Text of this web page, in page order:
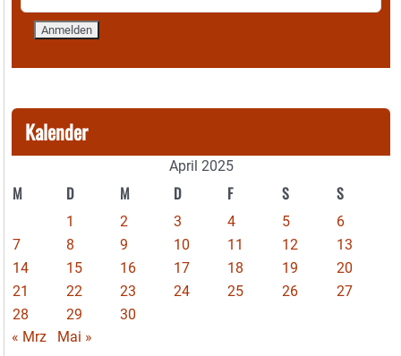
Kalender
April 2025
M D M D F S S
1 2 3 4 5
6
7
8 9 10 11 12
13
14
15 16 17 18 19
20
21
22 23 24 25 26
27
28
29
30
« Mrz
Mai »